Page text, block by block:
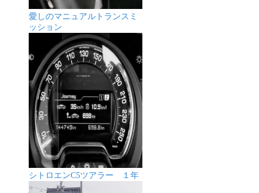
愛しのマニュアルトランスミ
ッション
シトロエンC5ツアラー １年